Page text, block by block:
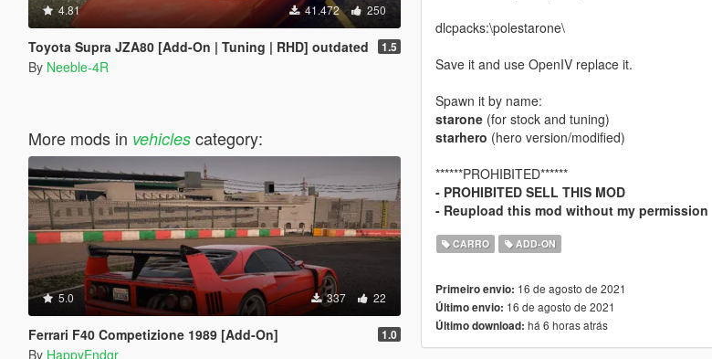
4.81 41.472 250
Toyota Supra JZA80 [Add-On | Tuning | RHD] outdated 1.5
By Neeble-4R
More mods in vehiclescategory:
5.0 337 22
Ferrari F40 Competizione 1989 [Add-On] 1.0
By HappyEndgr
dlcpacks:\polestarone\
Save it and use OpenIV replace it.
Spawn it by name:
starone(for stock and tuning)
starhero (hero version/modified)
******PROHIBITED******
- PROHIBITED SELL THIS MOD
- Reupload this mod without my permission
CARRO ADD-ON
Primeiro envio: 16 de agosto de 2021
Último envio: 16 de agosto de 2021
Último download: há 6 horas atrás